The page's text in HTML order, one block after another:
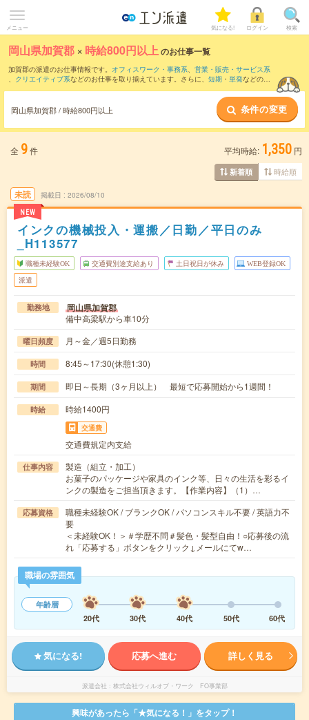
メニュー 気になる! ログイン 検索
岡山県加賀郡 × 時給800円以上のお仕事一覧
加賀郡の派遣のお仕事情報です。 オフィスワーク・事務系、 営業・販売・サービス系
、 クリエイティブ系などのお仕事を取り揃えています。さらに、 短期 ・ 単発などの期
時給1050円以上 ・1800円以上の求人はこちら
当サイトでは法令を遵守し、最低賃金以上の求人のみを掲載しています。
岡山県加賀郡 / 時給800円以上 条件の変更
全 9件 平均時給: 1,350 円
新着順 時給順
未読
NEW
掲載日 2026/08/10
インクの機械投入・運搬／日勤／平日のみ
_H113577
職種未経験OK 交通費別途支給あり 土日祝日が休み WEB登録OK
派遣
勤務地 岡山県加賀郡
備中高梁駅から車10分
曜日頻度 月～金／週5日勤務
時間 8:45～17:30(休憩1:30)
期間 即日～長期（3ヶ月以上） 最短で応募開始から1週間！
時給 時給1400円
交通費
交通費規定内支給
仕事内容
製造（組立・加工）
お菓子のパッケージや家具のインク等、日々の生活を彩るイ
ンクの製造をご担当頂きます。【作業内容】（1）…
応募資格
職種未経験OK / ブランクOK / パソコンスキル不要 / 英語力不
要
＜未経験OK！＞＃学歴不問＃髪色・髪型自由！○応募後の流
れ「応募する」ボタンをクリック↓メールにてw…
職場の雰囲気
年齢層
20代
30代 40代 50代 60代
気になる! 応募へ進む 詳しく見る
派遣会社 株式会社ウィルオブ・ワーク FO事業部
興味があったら「★気になる！」をタップ！